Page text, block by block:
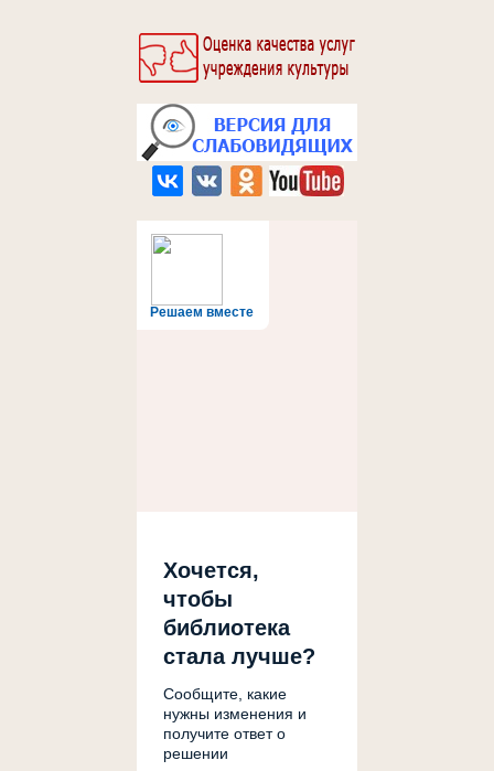
Решаем вместе
Хочется,
чтобы
библиотека
стала лучше?
Сообщите, какие
нужны изменения и
получите ответ о
решении